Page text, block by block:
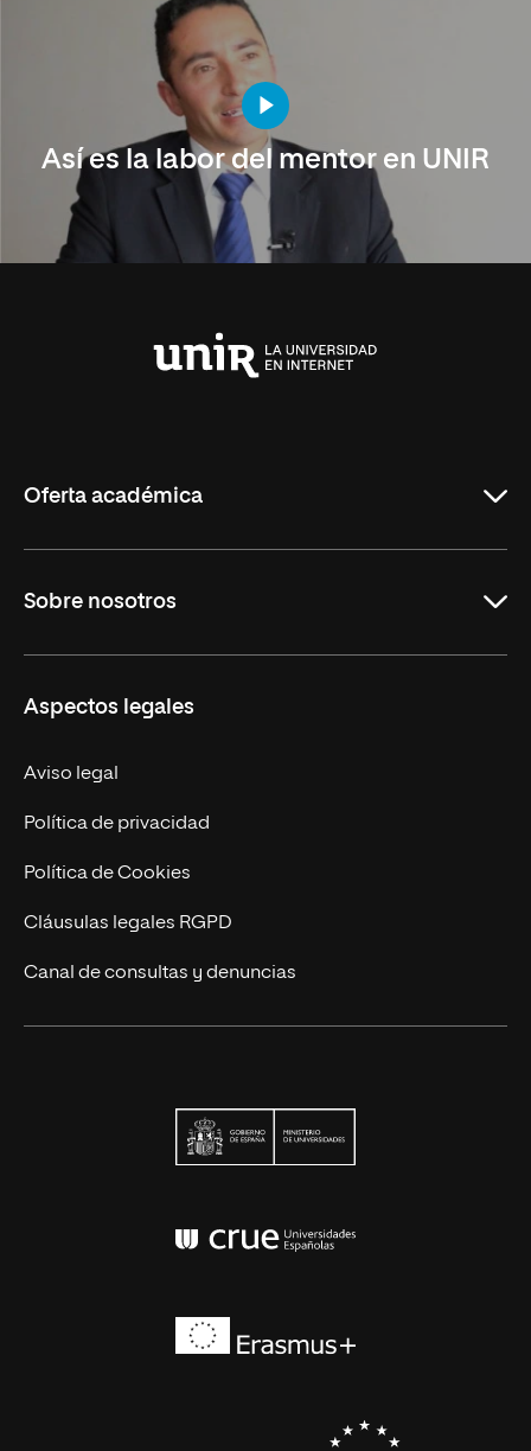
Así es la labor del mentor en UNIR
Oferta académica
Maestrías
Sobre nosotros
Trabaja en UNIR
Actualidad
Contacto
Aspectos legales
Aviso legal
Política de privacidad
Política de Cookies
Cláusulas legales RGPD
Canal de consultas y denuncias
Conferencia de